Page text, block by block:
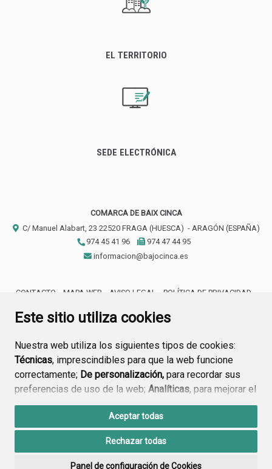
Este sitio utiliza cookies
Nuestra web utiliza los siguientes tipos de cookies:
Técnicas, imprescindibles para que la web funcione
correctamente; De personalización, para recordar sus
preferencias de uso de la web; Analíticas, para mejorar el
funcionamiento de la web y sus servicios.
Si acepta pulsando el botón“Aceptar todas”
consideramos que acepta su uso. Si pulsa el botón
Aceptar todas
Rechazar todas
Panel de configuración de Cookies
EL TERRITORIO
SEDE ELECTRÓNICA
COMARCA DE BAIX CINCA
C/ Manuel Alabart, 23 22520 FRAGA (HUESCA) - ARAGÓN (ESPAÑA)
974 45 41 96
974 47 44 95
informacion@bajocinca.es
CONTACTO MAPA WEB AVISO LEGAL
POLÍTICA DE PRIVACIDAD